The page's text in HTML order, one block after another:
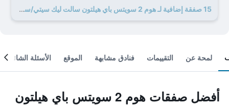
15 صفقة إضافية لـ هوم 2 سويتس باي هيلتون سالت ليك سيتي/ساوث جوردان، يو تي
لمحة عن التقييمات فنادق مشابهة الموقع الأسئلة الشائعة
أفضل صفقات هوم 2 سويتس باي هيلتون